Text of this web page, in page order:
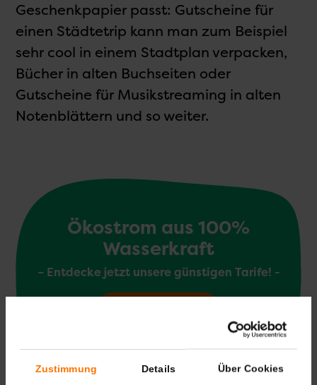
Zustimmung Details Über Cookies
Geschenk­papier passt: Gutscheine für
einen Städtetrip kann man zum Beispiel
sehr cool in einem Stadtplan verpacken,
Bücher in alten Buchseiten oder
Gutscheine für Musikstreaming in alten
Notenblättern und so weiter.
Ökostrom aus 100%
Wasserkraft
– Entdecke jetzt unsere günstigen Tarife! -